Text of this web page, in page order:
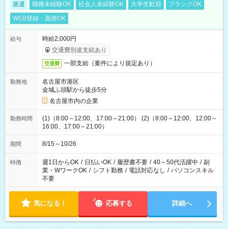
派遣 職種未経験OK 社会人未経験OK 大学生歓迎
ブランクOK
WEB登録・面接OK
給与
時給2,000円
交通費別途支給あり
交通費 一部支給（案件により規定あり）
勤務地
名古屋市港区
金城ふ頭駅から徒歩5分
名古屋市内の企業
勤務時間
(1)（8:00～12:00、17:00～21:00） (2)（8:00～12:00、12:00～
16:00、17:00～21:00）
期間 8/15～10/26
特徴 週1日からOK / 日払いOK / 履歴書不要 / 40～50代活躍中 / 副
業・WワークOK / シフト勤務 / 電話対応なし / パソコンスキル
不要
気になる！ 応募する 詳細へ